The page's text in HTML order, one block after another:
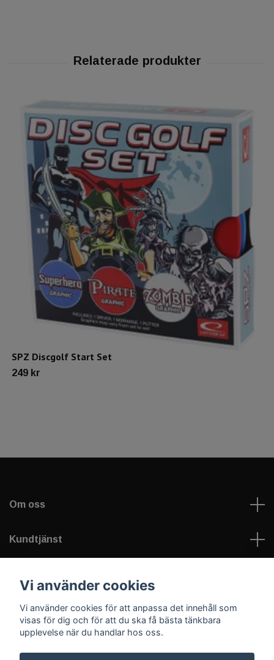
SPZ Discgolf Start Set
249 kr
Om oss
Kundtjänst
Sociala medier
Vi använder cookies
Vi använder cookies för att anpassa det innehåll som
visas för dig och för att du ska få bästa tänkbara
upplevelse när du handlar hos oss.